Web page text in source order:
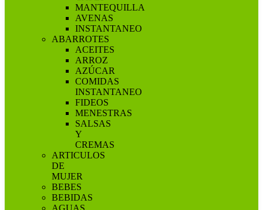
MANTEQUILLA
AVENAS
INSTANTANEO
ABARROTES
ACEITES
ARROZ
AZÚCAR
COMIDAS
INSTANTANEO
FIDEOS
MENESTRAS
SALSAS
Y
CREMAS
ARTICULOS
DE
MUJER
BEBES
BEBIDAS